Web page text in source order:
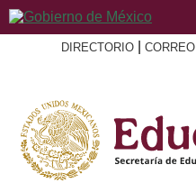
DIRECTORIO CORREO